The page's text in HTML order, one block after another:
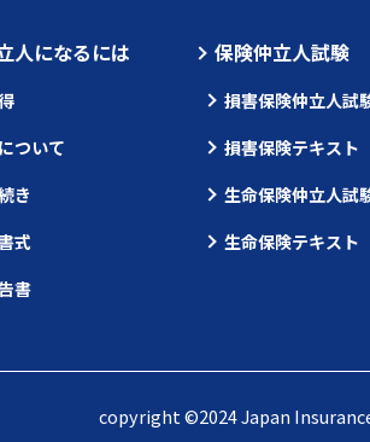
人になるには
ついて
き
式
書
保険仲立人試験
損害保険仲立人試
損害保険テキスト
生命保険仲立人試
生命保険テキスト
copyright ©2024 Japan